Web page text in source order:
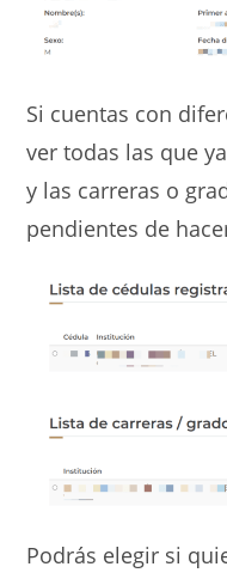
Si cuentas con
ver todas las que
y las carreras o
pendientes de
Podrás elegir si